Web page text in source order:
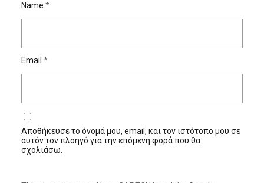
Name *
Email *
Αποθήκευσε το όνομά μου, email, και τον ιστότοπο μου σε
αυτόν τον πλοηγό για την επόμενη φορά που θα
σχολιάσω.